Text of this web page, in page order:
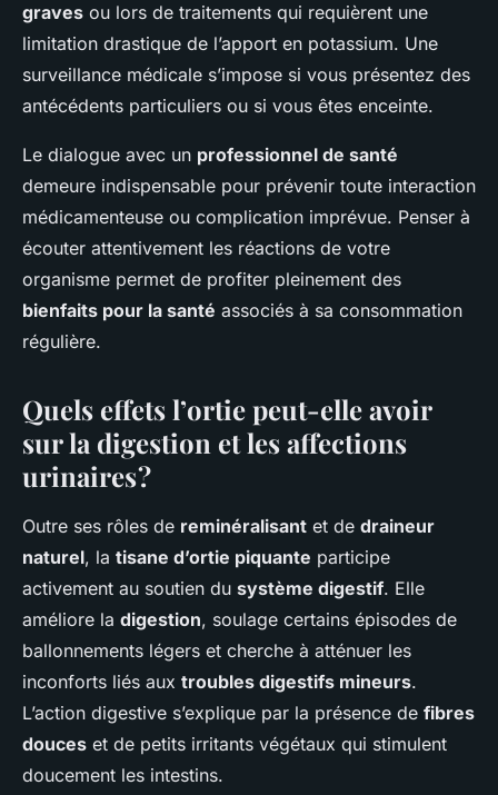
graves ou lors de traitements qui requièrent une
limitation drastique de l’apport en potassium. Une
surveillance médicale s’impose si vous présentez des
antécédents particuliers ou si vous êtes enceinte.
Le dialogue avec un professionnel de santé
demeure indispensable pour prévenir toute interaction
médicamenteuse ou complication imprévue. Penser à
écouter attentivement les réactions de votre
organisme permet de profiter pleinement des
bienfaits pour la santé associés à sa consommation
régulière.
Quels effets l’ortie peut-elle avoir
sur la digestion et les affections
urinaires ?
Outre ses rôles de reminéralisant et de draineur
naturel, la tisane d’ortie piquante participe
activement au soutien du système digestif. Elle
améliore la digestion, soulage certains épisodes de
ballonnements légers et cherche à atténuer les
inconforts liés aux troubles digestifs mineurs.
L’action digestive s’explique par la présence de fibres
douces et de petits irritants végétaux qui stimulent
doucement les intestins.